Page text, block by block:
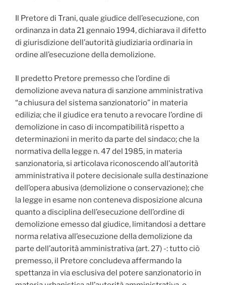
Il Pretore di Trani, quale giudice dell’esecuzione, con
ordinanza in data 21 gennaio 1994, dichiarava il difetto
di giurisdizione dell’autorità giudiziaria ordinaria in
ordine all’esecuzione della demolizione.
Il predetto Pretore premesso che l’ordine di
demolizione aveva natura di sanzione amministrativa
“a chiusura del sistema sanzionatorio” in materia
edilizia; che il giudice era tenuto a revocare l’ordine di
demolizione in caso di incompatibilità rispetto a
determinazioni in merito da parte del sindaco; che la
normativa della legge n. 47 del 1985, in materia
sanzionatoria, si articolava riconoscendo all’autorità
amministrativa il potere decisionale sulla destinazione
dell’opera abusiva (demolizione o conservazione); che
la legge in esame non conteneva disposizione alcuna
quanto a disciplina dell’esecuzione dell’ordine di
demolizione emesso dal giudice, limitandosi a dettare
norma relativa all’esecuzione della demolizione da
parte dell’autorità amministrativa (art. 27) -: tutto ciò
premesso, il Pretore concludeva affermando la
spettanza in via esclusiva del potere sanzionatorio in